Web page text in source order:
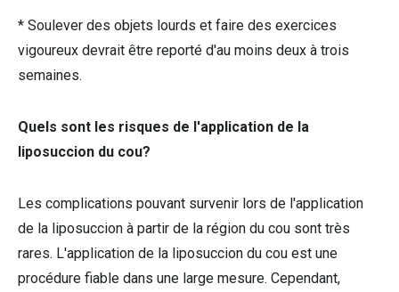
* Soulever des objets lourds et faire des exercices
vigoureux devrait être reporté d'au moins deux à trois
semaines.
Quels sont les risques de l'application de la
liposuccion du cou?
Les complications pouvant survenir lors de l'application
de la liposuccion à partir de la région du cou sont très
rares. L'application de la liposuccion du cou est une
procédure fiable dans une large mesure. Cependant,